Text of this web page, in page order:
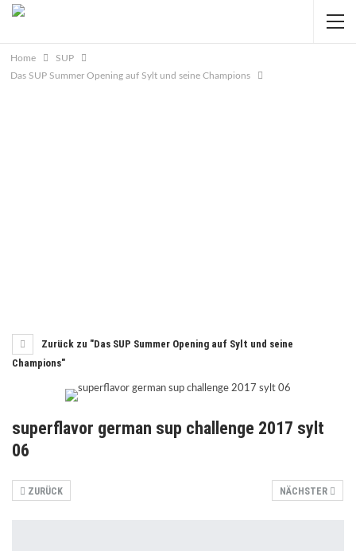
Home
SUP
Das SUP Summer Opening auf Sylt und seine Champions
Zurück zu "Das SUP Summer Opening auf Sylt und seine
Champions"
superflavor german sup challenge 2017 sylt
06
NÄCHSTER
ZURÜCK